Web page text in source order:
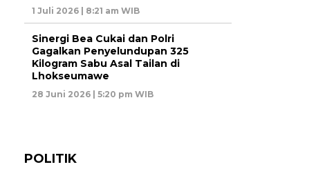
1 Juli 2026 | 8:21 am WIB
Sinergi Bea Cukai dan Polri
Gagalkan Penyelundupan 325
Kilogram Sabu Asal Tailan di
Lhokseumawe
28 Juni 2026 | 5:20 pm WIB
POLITIK